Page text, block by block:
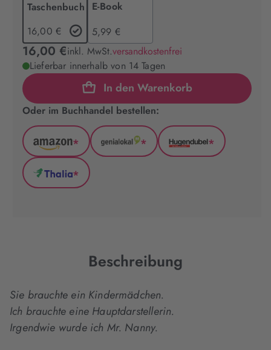
Taschenbuch
16,00 €
E-Book
5,99 €
16,00 €inkl. MwSt.versandkostenfrei
Lieferbar innerhalb von 14 Tagen
In den Warenkorb
Oder im Buchhandel bestellen:
Amazon
(wird
in
neuem
*
GenialLokal
*
Hugendubel
*
Thalia
*
Beschreibung
Sie brauchte ein Kindermädchen.
Ich brauchte eine Hauptdarstellerin.
Irgendwie wurde ich Mr. Nanny.